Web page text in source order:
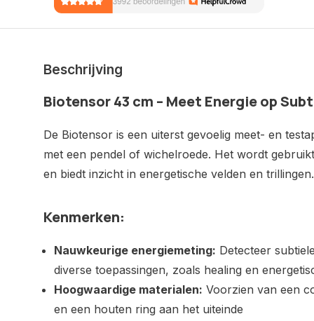
Beschrijving
Biotensor 43 cm – Meet Energie op
De Biotensor is een uiterst gevoelig meet- en
met een pendel of wichelroede. Het wordt
en biedt inzicht in energetische velden en trillingen.
Kenmerken:
Nauwkeurige energiemeting: Detecteer
diverse toepassingen, zoals healing en
Hoogwaardige materialen: Voorzien van een
en een houten ring aan het uiteinde